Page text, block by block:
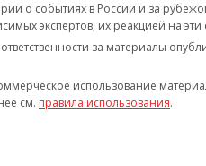
о событиях в России и за
экспертов, их реакцией на эти
ответственности за материалы
использование
см. правила использования.